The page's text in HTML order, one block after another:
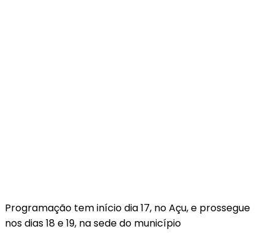
Programação tem início dia 17, no Açu, e prossegue
nos dias 18 e 19, na sede do município